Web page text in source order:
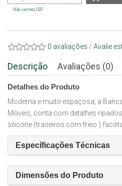
Não sei meu CEP
0 avaliações / Avalie
Descrição Avaliações (0)
Detalhes do Produto
Moderna e muito espaçosa, a
Móveis, conta com detalhes
silicone (traseiros com freio )
Específicações Técnicas
Dimensões do Produto